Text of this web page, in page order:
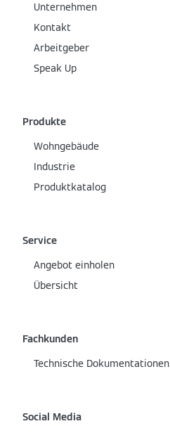
Unternehmen
Kontakt
Arbeitgeber
Speak Up
Produkte
Wohngebäude
Industrie
Produktkatalog
Service
Angebot einholen
Übersicht
Fachkunden
Technische Dokumentationen
Social Media